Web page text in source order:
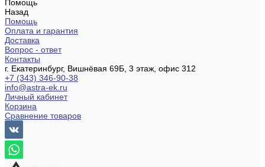
Помощь
Назад
Помощь
Оплата и гарантия
Доставка
Вопрос - ответ
Контакты
г. Екатеринбург, Вишнёвая 69Б, 3 этаж, офис 312
+7 (343) 346-90-38
info@astra-ek.ru
Личный кабинет
Корзина
Сравнение товаров